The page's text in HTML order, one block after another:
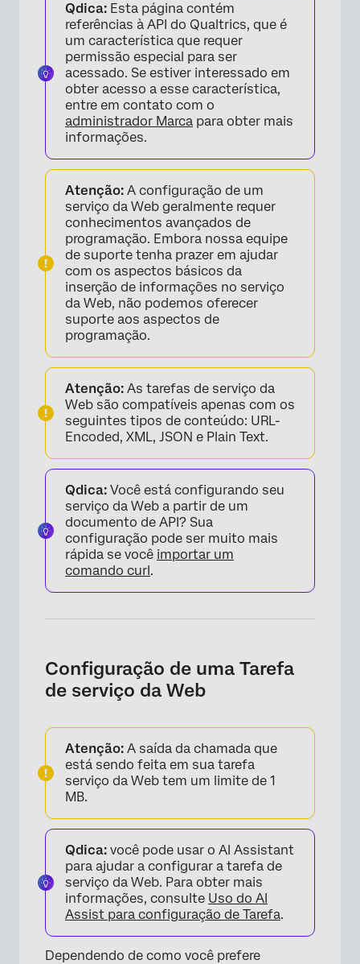
Qdica: Esta página contém
referências à API do Qualtrics, que é
um característica que requer
permissão especial para ser
acessado. Se estiver interessado em
obter acesso a esse característica,
entre em contato com o
administrador Marca para obter mais
informações.
Atenção: A configuração de um
serviço da Web geralmente requer
conhecimentos avançados de
programação. Embora nossa equipe
de suporte tenha prazer em ajudar
com os aspectos básicos da
inserção de informações no serviço
da Web, não podemos oferecer
suporte aos aspectos de
programação.
Atenção: As tarefas de serviço da
Web são compatíveis apenas com os
seguintes tipos de conteúdo: URL-
Encoded, XML, JSON e Plain Text.
Qdica: Você está configurando seu
serviço da Web a partir de um
documento de API? Sua
configuração pode ser muito mais
rápida se você importar um
comando curl.
Configuração de uma Tarefa
de serviço da Web
Atenção: A saída da chamada que
está sendo feita em sua tarefa
serviço da Web tem um limite de 1
MB.
Qdica: você pode usar o AI Assistant
para ajudar a configurar a tarefa de
serviço da Web. Para obter mais
informações, consulte Uso do AI
Assist para configuração de Tarefa.
Dependendo de como você prefere